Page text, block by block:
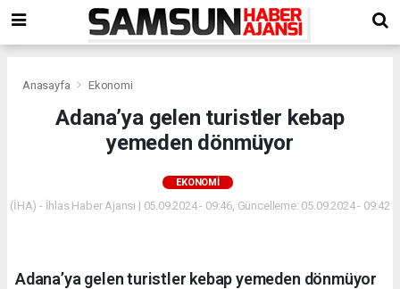
Anasayfa Ekonomi
Adana’ya gelen turistler kebap
yemeden dönmüyor
EKONOMI
(İHA) - İhlas Haber Ajansı | 05.09.2024 - 09:46, Güncelleme: 05.09.2024 - 09:42
Adana’ya gelen turistler kebap yemeden dönmüyor